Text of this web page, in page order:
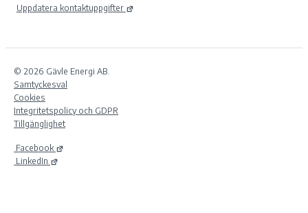
Uppdatera kontaktuppgifter
© 2026 Gävle Energi AB.
Samtyckesval
Cookies
Integritetspolicy och GDPR
Tillgänglighet
Facebook
LinkedIn